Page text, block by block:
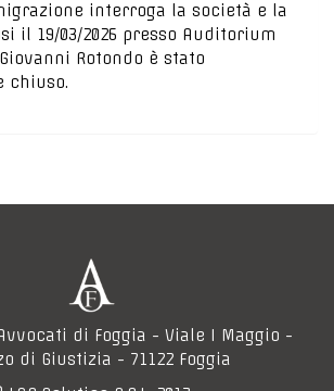
interroga la società e la
il 19/03/2026 presso Auditorium
Rotondo è stato
chiuso.
di Foggia - Viale I Maggio -
di Giustizia - 71122 Foggia